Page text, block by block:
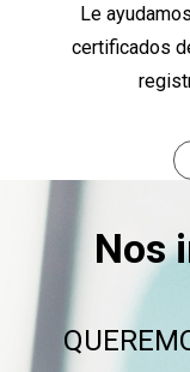
Le
certificados
Nos